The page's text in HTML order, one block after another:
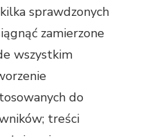
sprawdzonych
zamierzone
wszystkim
do
treści